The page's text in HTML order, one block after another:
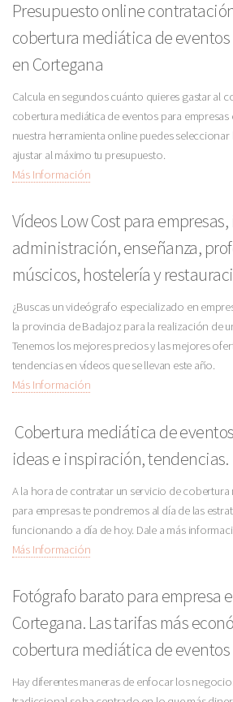
Presupuesto online
cobertura mediática de
en Cortegana
Calcula en segundos cuánto quieres gastar al
cobertura mediática de eventos para
nuestra herramienta online puedes seleccionar
ajustar al máximo tu presupuesto.
Más Información
Vídeos Low Cost para
administración, enseñanza,
múscicos, hostelería y
¿Buscas un videógrafo especializado en
la provincia de Badajoz para la realización de
Tenemos los mejores precios y las mejores
tendencias en vídeos que se llevan este año.
Más Información
Cobertura mediática de
ideas e inspiración, tendencias.
A la hora de contratar un servicio de cobertura
para empresas te pondremos al día de las
funcionando a día de hoy. Dale a más
Más Información
Fotógrafo barato para empresa
Cortegana. Las tarifas más
cobertura mediática de
Hay diferentes maneras de enfocar los